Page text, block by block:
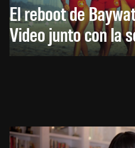
El reboot de
Video junto con la